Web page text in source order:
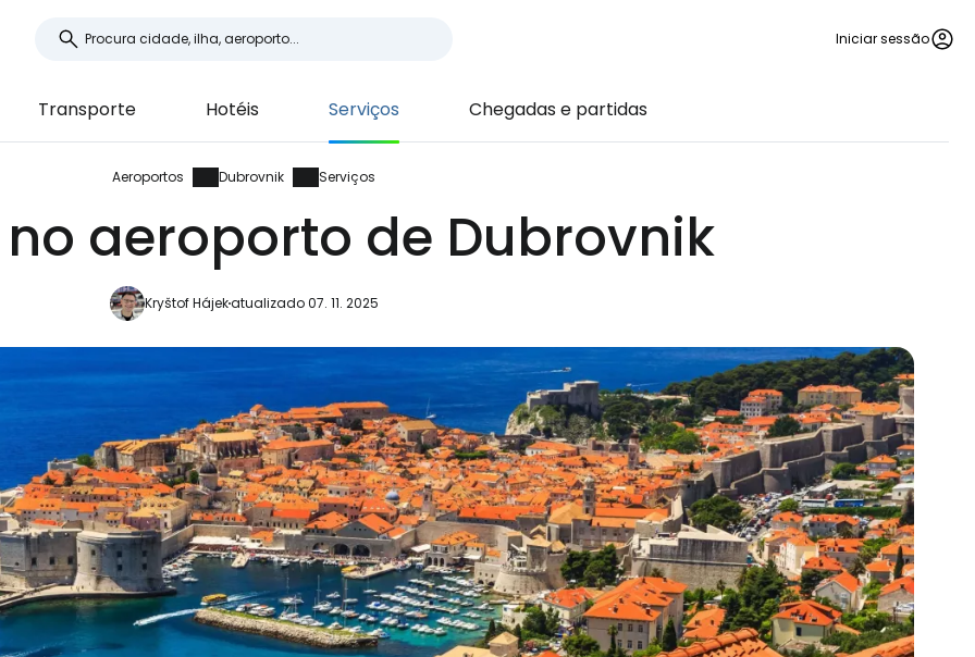
Iniciar sessão
Transporte Hotéis Serviços Chegadas e partidas
Aeroportos Dubrovnik Serviços
aeroporto de Dubrovnik
Kryštof Hájekatualizado 07. 11. 2025